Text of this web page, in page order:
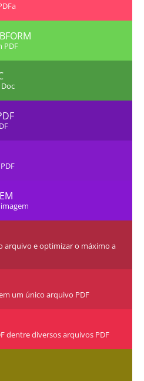
PDF
arquivo e optimizar o máximo a
um único arquivo PDF
dentre diversos arquivos PDF